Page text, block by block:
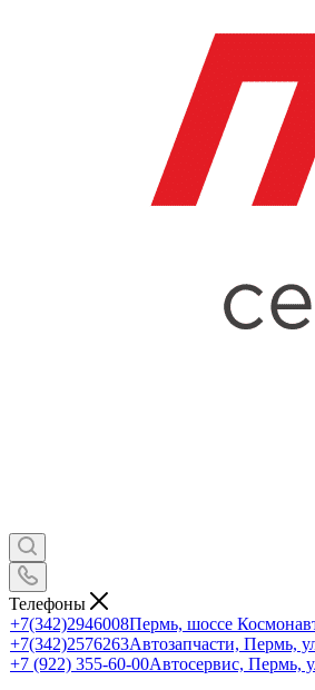
Телефоны
+7(342)2946008Пермь, шоссе
+7(342)2576263Автозапчасти, Пермь,
+7 (922) 355-60-00Автосервис, Пермь,